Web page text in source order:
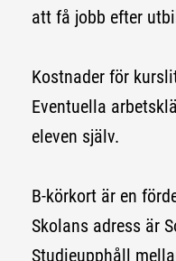
att få jobb efter
Kostnader för
Eventuella
eleven själv.
B-körkort är en
Skolans adress är
Studieupphåll